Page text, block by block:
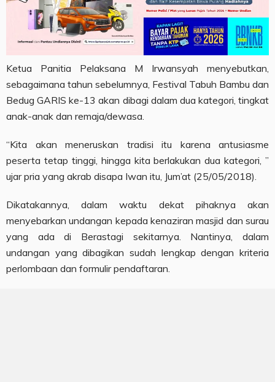
Ketua Panitia Pelaksana M Irwansyah menyebutkan,
sebagaimana tahun sebelumnya, Festival Tabuh Bambu dan
Bedug GARIS ke-13 akan dibagi dalam dua kategori, tingkat
anak-anak dan remaja/dewasa.
“Kita akan meneruskan tradisi itu karena antusiasme
peserta tetap tinggi, hingga kita berlakukan dua kategori, ”
ujar pria yang akrab disapa Iwan itu, Jum’at (25/05/2018).
Dikatakannya, dalam waktu dekat pihaknya akan
menyebarkan undangan kepada kenaziran masjid dan surau
yang ada di Berastagi sekitarnya. Nantinya, dalam
undangan yang dibagikan sudah lengkap dengan kriteria
perlombaan dan formulir pendaftaran.